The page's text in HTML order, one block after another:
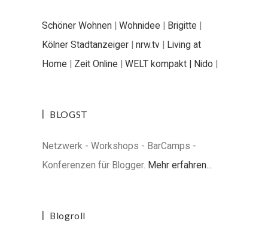
Schöner Wohnen | Wohnidee | Brigitte |
Kölner Stadtanzeiger | nrw.tv | Living at
Home | Zeit Online | WELT kompakt | Nido |
BLOGST
Netzwerk - Workshops - BarCamps -
Konferenzen für Blogger. Mehr erfahren...
Blogroll